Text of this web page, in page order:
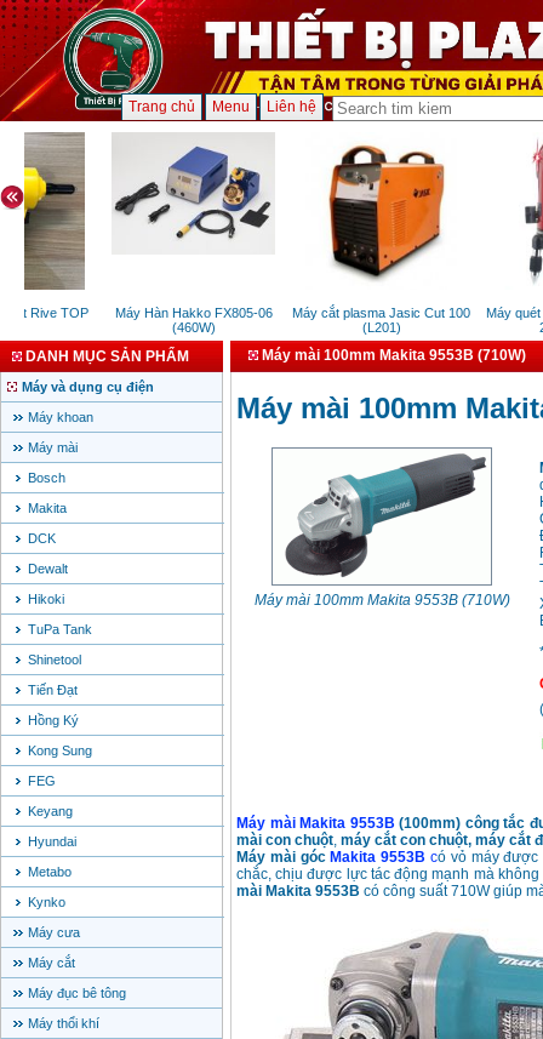
Trang chủ Menu Liên hệ
Rive TOP
Máy Hàn Hakko FX805-06
(460W)
Máy cắt plasma Jasic Cut 100
(L201)
Máy quét
DANH MỤC SẢN PHẨM
Máy và dụng cụ điện
Máy khoan
Máy mài
Bosch
Makita
DCK
Dewalt
Hikoki
TuPa Tank
Shinetool
Tiến Đạt
Hồng Ký
Kong Sung
FEG
Keyang
Hyundai
Metabo
Kynko
Máy cưa
Máy cắt
Máy đục bê tông
Máy thổi khí
Máy mài 100mm Makita 9553B (710W)
Máy mài 100mm
Máy mài 100mm Makita 9553B (710W)
(
Máy mài Makita 9553B (100mm) công tắc
mài con chuột, máy cắt con chuột, máy cắt
Máy mài góc Makita 9553B có vỏ máy được
chắc, chịu được lực tác động mạnh mà
mài Makita 9553B có công suất 710W giúp